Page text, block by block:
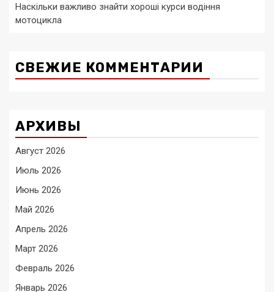
Наскільки важливо знайти хороші курси водіння
мотоцикла
СВЕЖИЕ КОММЕНТАРИИ
АРХИВЫ
Август 2026
Июль 2026
Июнь 2026
Май 2026
Апрель 2026
Март 2026
Февраль 2026
Январь 2026